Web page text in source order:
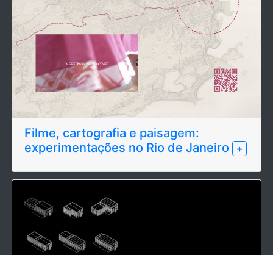
Filme, cartografia e paisagem:
experimentações no Rio de Janeiro
+